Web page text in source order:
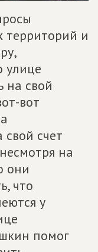
территорий и
на свой
вот
счет
на
они
что
у
помог